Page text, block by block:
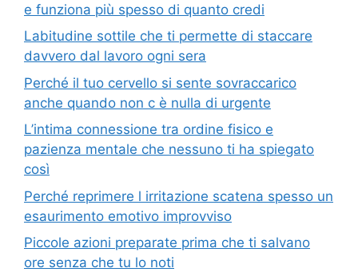
e funziona più spesso di quanto credi
Labitudine sottile che ti permette di staccare
davvero dal lavoro ogni sera
Perché il tuo cervello si sente sovraccarico
anche quando non c è nulla di urgente
L’intima connessione tra ordine fisico e
pazienza mentale che nessuno ti ha spiegato
così
Perché reprimere l irritazione scatena spesso un
esaurimento emotivo improvviso
Piccole azioni preparate prima che ti salvano
ore senza che tu lo noti